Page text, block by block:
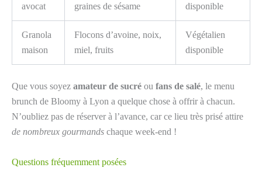
avocat
graines de sésame
disponible
Granola
maison
Flocons d’avoine, noix,
miel, fruits
Végétalien
disponible
Que vous soyez amateur de sucré ou fans de salé, le menu
brunch de Bloomy à Lyon a quelque chose à offrir à chacun.
N’oubliez pas de réserver à l’avance, car ce lieu très prisé attire
de nombreux gourmands chaque week-end !
Questions fréquemment posées